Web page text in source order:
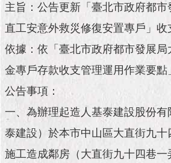
團
隊
市
公
告
施
政
景
主旨：公告更新「臺北市政府都
直工安意外救災修復安置專戶」收
依據：依「臺北市政府都市發展
金專戶存款收支管理運用作業要點
公告事項：
一、為辦理起造人基泰建設股份
泰建設）於本市中山區大直街九十
施工造成鄰房（大直街九十四巷一